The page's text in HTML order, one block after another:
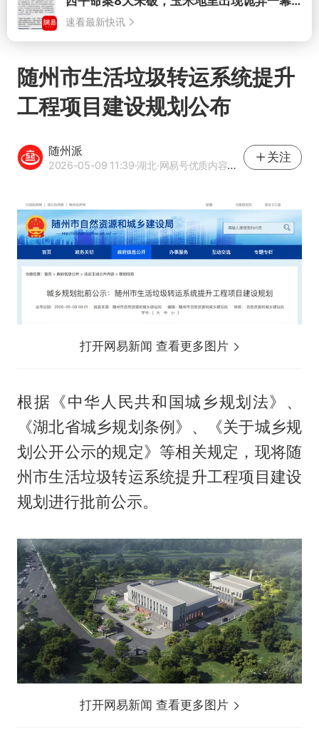
随州市生活垃圾转运系统提升
工程项目建设规划公布
随州派
2026-05-09 11:39·湖北·网易号优质内容创作者
关注
打开网易新闻 查看更多图片
根据《中华人民共和国城乡规划法》、
《湖北省城乡规划条例》、《关于城乡规
划公开公示的规定》等相关规定，现将随
州市生活垃圾转运系统提升工程项目建设
规划进行批前公示。
打开网易新闻 查看更多图片